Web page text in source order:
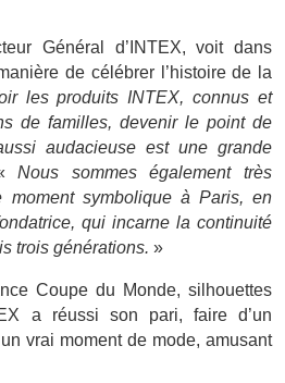
Général d’INTEX, voit dans
de célébrer l’histoire de la
les produits INTEX, connus et
de familles, devenir le point de
audacieuse est une grande
«Nous sommes également très
moment symbolique à Paris, en
qui incarne la continuité
trois générations. »
Coupe du Monde, silhouettes
a réussi son pari, faire d’un
vrai moment de mode, amusant